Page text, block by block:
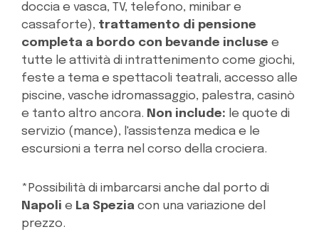
doccia e vasca, TV, telefono, minibar e
cassaforte), trattamento di pensione
completa a bordo con bevande incluse e
tutte le attività di intrattenimento come giochi,
feste a tema e spettacoli teatrali, accesso alle
piscine, vasche idromassaggio, palestra, casinò
e tanto altro ancora. Non include: le quote di
servizio (mance), l'assistenza medica e le
escursioni a terra nel corso della crociera.
*Possibilità di imbarcarsi anche dal porto di
Napoli e La Spezia con una variazione del
prezzo.